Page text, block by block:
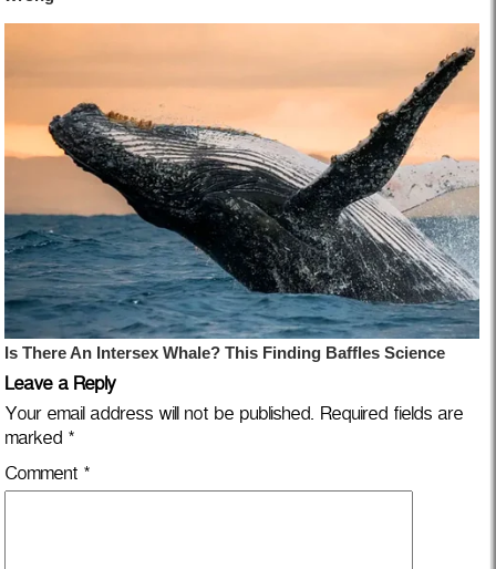
Leave a Reply
Your email address will not be published. Required fields are
marked *
Comment *